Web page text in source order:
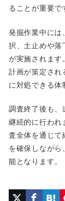
ることが重要で
発掘作業中には
択、土止めや
が実施されま
計画が策定され
に対処できる体
調査終了後も
継続的に行われ
査全体を通じて
を確保しなが
能となります。